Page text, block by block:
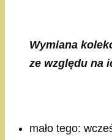
Wymiana
ze względu na
mało tego: